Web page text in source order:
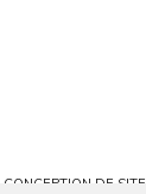
CONCEPTION DE